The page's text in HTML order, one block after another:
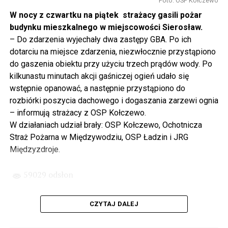
projektowania i dyskusji. Ważny tutaj był wkład
samorządu, ale to rząd PiS podjął w tej sprawie
najważniejsze decyzje. Powstał dzięki ogromnej
determinacji rządu najpierw Pani Premier Beaty Szydło,
a następnie Pana Premiera Mateusza Morawieckiego.
Chciałbym podziękować Panu Premierowi za to jak
osobiście pilnował powstania tej inwestycji. Cieszymy
się, że turyści również korzystają z tunelu, cieszymy się,
że wśród tych 4 milionów samochodów, które
przejechały już otwartym tunelem w Świnoujściu,
przyjechało tutaj do nas tak wielu turystów z zagranicy
– powiedział Wiceprezes PiS Joachim Brudziński w
zainwestowano ogromne pieniądze w modernizację
poszczególnych portów, w tym w Szczecinie, w
W nocy z czwartku na piątek strażacy gasili pożar
budynku mieszkalnego w miejscowości Sierosław.
– Do zdarzenia wyjechały dwa zastępy GBA. Po ich
dotarciu na miejsce zdarzenia, niezwłocznie przystąpiono
do gaszenia obiektu przy użyciu trzech prądów wody. Po
kilkunastu minutach akcji gaśniczej ogień udało się
wstępnie opanować, a następnie przystąpiono do
rozbiórki poszycia dachowego i dogaszania zarzewi ognia
– informują strażacy z OSP Kołczewo.
W działaniach udział brały: OSP Kołczewo, Ochotnicza
Straż Pożarna w Międzywodziu, OSP Ładzin i JRG
Międzyzdroje.
CZYTAJ DALEJ